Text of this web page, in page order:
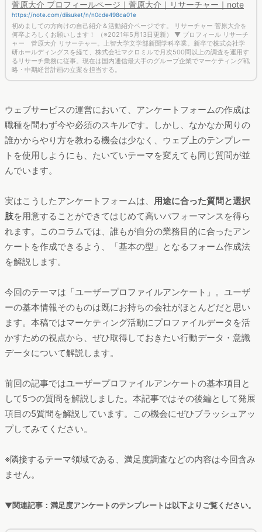
菅原大介 プロフィールページ｜菅原大介｜リサーチャー｜note
https://note.com/diisuket/n/n0cde498ca01e
初めましての方向けの自己紹介＆活動紹介ページです。 リサーチャー 菅原大介を
何卒よろしくお願いします！ （※2021年5月13日更新） ▼ プロフィール リサーチ
ャー 菅原大介 リサーチャー。上智大学文学部新聞学科卒業。新卒で株式会社学
研ホールディングスを経て、株式会社マクロミルで月次500問以上の調査を運用す
るリサーチ業務に従事。現在は国内通信最大手のグループ企業でマーケティング戦
略・中期経営計画の立案を担当する。
ウェブサービスの運営において、アンケートフォームの作成は
職種を問わず今や必須のスキルです。しかし、なかなか周りの
誰かからやり方を教わる機会は少なく、ウェブ上のテンプレー
トを使用しようにも、たいていテーマを変えても同じ質問が並
んでいます。
実はこうしたアンケートフォームは、 用途に合った質問と選択
肢を用意することができてはじめて高いパフォーマンスを得ら
れます。このコラムでは、誰もが自分の業務目的に合ったアン
ケートを作成できるよう、「基本の型」となるフォーム作成法
を解説します。
今回のテーマは「ユーザープロファイルアンケート」。ユーザ
ーの基本情報そのものは既にお持ちの会社がほとんどだと思い
ます。本稿ではマーケティング活動にプロファイルデータを活
かすための視点から、ぜひ取得しておきたい行動データ・意識
データについて解説します。
前回の記事ではユーザープロファイルアンケートの基本項目と
して5つの質問を解説しました。本記事ではその後編として発展
項目の5質問を解説しています。この機会にぜひブラッシュアッ
プしてみてください。
※隣接するテーマ領域である、満足度調査などの内容は今回含み
ません。
▼関連記事：満足度アンケートのテンプレートは以下よりご覧ください。